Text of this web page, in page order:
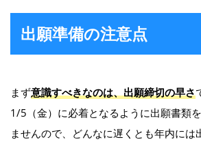
出願準備の注意点
まず意識すべきなのは、出願締切の早さ
1/5（金）に必着となるように出願書類
ませんので、どんなに遅くとも年内には